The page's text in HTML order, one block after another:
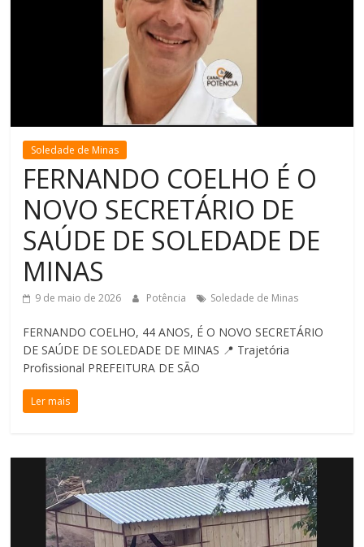
Soledade de Minas
FERNANDO COELHO É O
NOVO SECRETÁRIO DE
SAÚDE DE SOLEDADE DE
MINAS
9 de maio de 2026 Potência Soledade de Minas
FERNANDO COELHO, 44 ANOS, É O NOVO SECRETÁRIO
DE SAÚDE DE SOLEDADE DE MINAS 📍 Trajetória
Profissional PREFEITURA DE SÃO
Ler mais